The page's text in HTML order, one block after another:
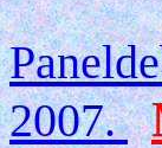
2007.